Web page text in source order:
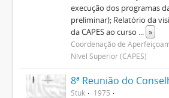
execução dos programas
preliminar); Relatório da
da CAPES ao curso ... »
Coordenação de
Nível Superior (CAPES)
Stuk
1975